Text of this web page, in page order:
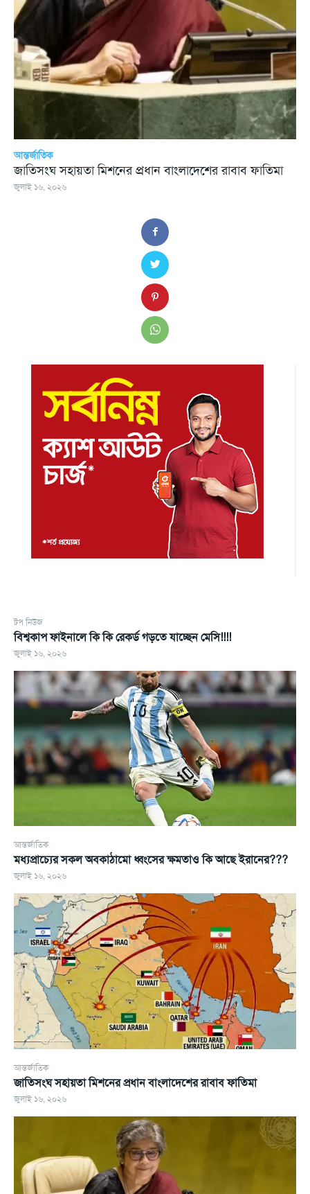
টপ নিউজ
বিশ্বকাপ ফাইনালে কি কি রেকর্ড গড়তে যাচ্ছেন মেসি!!!!
জুলাই ১৬, ২০২৬
আন্তর্জাতিক
মধ্যপ্রাচ্যের সকল অবকাঠামো ধ্বংসের ক্ষমতাও কি আছে ইরানের???
জুলাই ১৬, ২০২৬
আন্তর্জাতিক
জাতিসংঘ সহায়তা মিশনের প্রধান বাংলাদেশের রাবাব ফাতিমা
জুলাই ১৬, ২০২৬
আন্তর্জাতিক
জাতিসংঘ সহায়তা মিশনের প্রধান বাংলাদেশের রাবাব ফাতিমা
জুলাই ১৬, ২০২৬